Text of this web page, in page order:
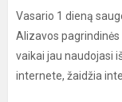
Vasario 1 dieną
Alizavos pagrindinės
vaikai jau naudojasi
internete, žaidžia